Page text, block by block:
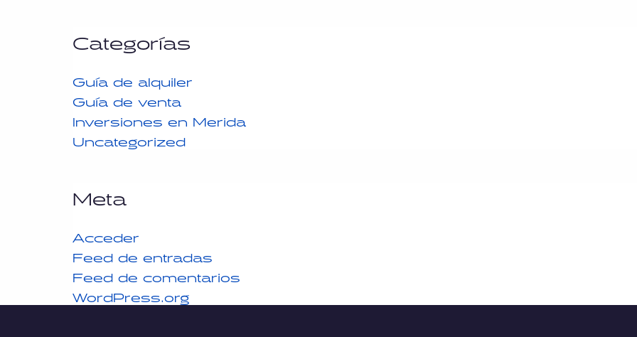
Categorías
Guía de alquiler
Guía de venta
Inversiones en Merida
Uncategorized
Meta
Acceder
Feed de entradas
Feed de comentarios
WordPress.org